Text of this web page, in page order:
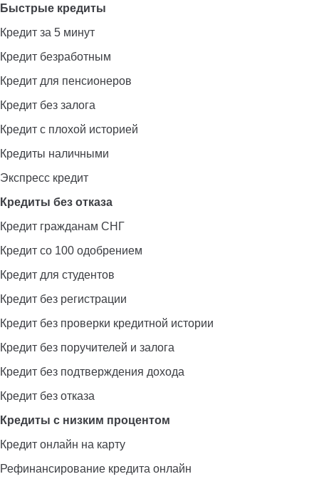
Быстрые кредиты
Кредит за 5 минут
Кредит безработным
Кредит для пенсионеров
Кредит без залога
Кредит с плохой историей
Кредиты наличными
Экспресс кредит
Кредиты без отказа
Кредит гражданам СНГ
Кредит со 100 одобрением
Кредит для студентов
Кредит без регистрации
Кредит без проверки кредитной истории
Кредит без поручителей и залога
Кредит без подтверждения дохода
Кредит без отказа
Кредиты с низким процентом
Кредит онлайн на карту
Рефинансирование кредита онлайн